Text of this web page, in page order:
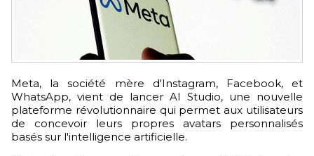
Meta, la société mère d'Instagram, Facebook, et
WhatsApp, vient de lancer AI Studio, une nouvelle
plateforme révolutionnaire qui permet aux utilisateurs
de concevoir leurs propres avatars personnalisés
basés sur l'intelligence artificielle.